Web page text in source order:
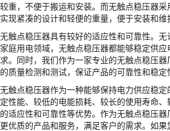
较重，不便于搬运和安装。而无触点稳压器
实现紧凑的设计和轻便的重量，便于安装和维
无触点稳压器具有较好的适应性和可靠性。
家庭用电领域，无触点稳压器都能够稳定供
求。同时，我们作为一家专业的无触点稳压
的质量检测和测试，保证产品的可靠性和稳定
无触点稳压器作为一种能够保持电力供应稳
定性能、较低的电能损耗、较长的使用寿命
的适应性和可靠性等优势。作为无触点稳压
更优质的产品和服务，满足客户的需求。如